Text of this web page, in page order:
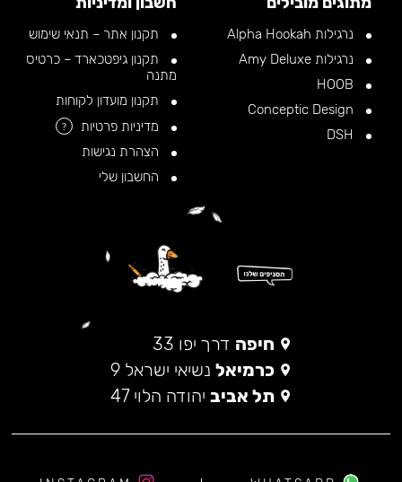
נרגילות Alpha Hookah
נרגילות Amy Deluxe
תקנון אתר – תנאי שימוש
תקנון גיפטכארד – כרטיס
מתנה
תקנון מועדון לקוחות
מדיניות פרטיות
?
הצהרת נגישות
החשבון שלי
חיפה דרך יפו 33
כרמיאל נשיאי ישראל 9
תל אביב יהודה הלוי 47